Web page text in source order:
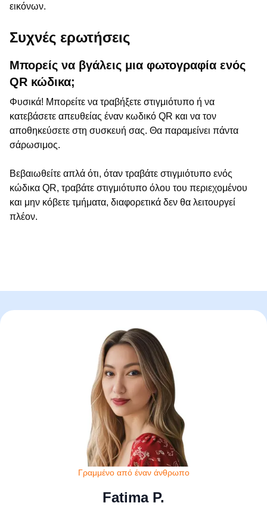
εικόνων.
Συχνές ερωτήσεις
Μπορείς να βγάλεις μια φωτογραφία ενός
QR κώδικα;
Φυσικά! Μπορείτε να τραβήξετε στιγμιότυπο ή να
κατεβάσετε απευθείας έναν κωδικό QR και να τον
αποθηκεύσετε στη συσκευή σας. Θα παραμείνει πάντα
σάρωσιμος.
Βεβαιωθείτε απλά ότι, όταν τραβάτε στιγμιότυπο ενός
κώδικα QR, τραβάτε στιγμιότυπο όλου του περιεχομένου
και μην κόβετε τμήματα, διαφορετικά δεν θα λειτουργεί
πλέον.
Γραμμένο από έναν άνθρωπο
Fatima P.